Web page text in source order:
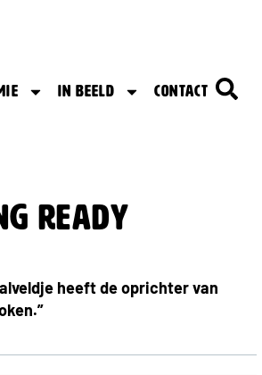
In beeld Contact
Ready
heeft de oprichter van